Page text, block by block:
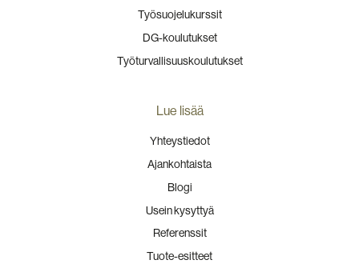
Työsuojelukurssit
DG-koulutukset
Työturvallisuuskoulutukset
Lue lisää
Yhteystiedot
Ajankohtaista
Blogi
Usein kysyttyä
Referenssit
Tuote-esitteet